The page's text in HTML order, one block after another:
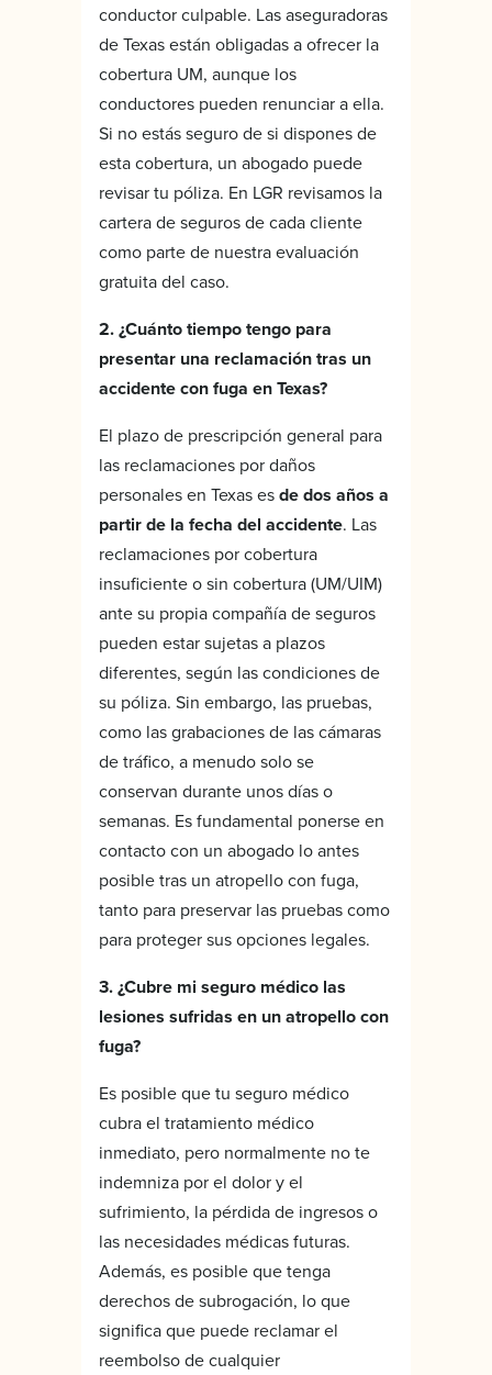
conductor culpable. Las aseguradoras
de Texas están obligadas a ofrecer la
cobertura UM, aunque los
conductores pueden renunciar a ella.
Si no estás seguro de si dispones de
esta cobertura, un abogado puede
revisar tu póliza. En LGR revisamos la
cartera de seguros de cada cliente
como parte de nuestra evaluación
gratuita del caso.
2. ¿Cuánto tiempo tengo para
presentar una reclamación tras un
accidente con fuga en Texas?
El plazo de prescripción general para
las reclamaciones por daños
personales en Texas esde dos años a
partir de la fecha del accidente. Las
reclamaciones por cobertura
insuficiente o sin cobertura (UM/UIM)
ante su propia compañía de seguros
pueden estar sujetas a plazos
diferentes, según las condiciones de
su póliza. Sin embargo, las pruebas,
como las grabaciones de las cámaras
de tráfico, a menudo solo se
conservan durante unos días o
semanas. Es fundamental ponerse en
contacto con un abogado lo antes
posible tras un atropello con fuga,
tanto para preservar las pruebas como
para proteger sus opciones legales.
3. ¿Cubre mi seguro médico las
lesiones sufridas en un atropello con
fuga?
Es posible que tu seguro médico
cubra el tratamiento médico
inmediato, pero normalmente no te
indemniza por el dolor y el
sufrimiento, la pérdida de ingresos o
las necesidades médicas futuras.
Además, es posible que tenga
derechos de subrogación, lo que
significa que puede reclamar el
reembolso de cualquier